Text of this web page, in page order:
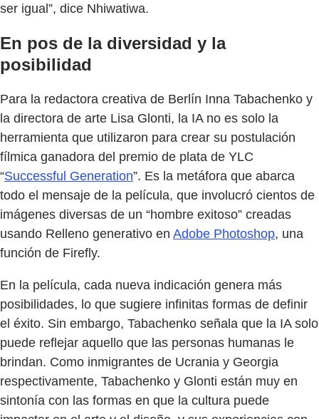
ser igual”, dice Nhiwatiwa.
En pos de la diversidad y la
posibilidad
Para la redactora creativa de Berlín Inna Tabachenko y
la directora de arte Lisa Glonti, la IA no es solo la
herramienta que utilizaron para crear su postulación
fílmica ganadora del premio de plata de YLC
“Successful Generation”. Es la metáfora que abarca
todo el mensaje de la película, que involucró cientos de
imágenes diversas de un “hombre exitoso” creadas
usando Relleno generativo en Adobe Photoshop, una
función de Firefly.
En la película, cada nueva indicación genera más
posibilidades, lo que sugiere infinitas formas de definir
el éxito. Sin embargo, Tabachenko señala que la IA solo
puede reflejar aquello que las personas humanas le
brindan. Como inmigrantes de Ucrania y Georgia
respectivamente, Tabachenko y Glonti están muy en
sintonía con las formas en que la cultura puede